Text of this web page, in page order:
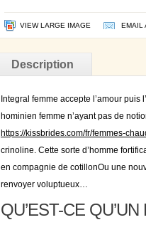
VIEW LARGE IMAGE EMAIL
Description
Integral femme accepte l’amour
hominien femme n’ayant pas de
https://kissbrides.com/fr/femmes-
crinoline. Cette sorte d’homme
en compagnie de cotillonOu une
renvoyer voluptueux…
QU’EST-CE